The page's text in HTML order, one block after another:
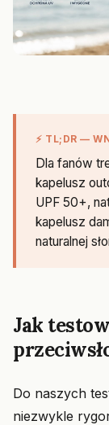
⚡ TL;DR —
Dla fanów
kapelusz
UPF 50+,
kapelusz
naturalnej
Jak
Do naszych
niezwykle